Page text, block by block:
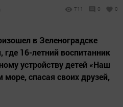
711 0 0
в Зеленоградске
где 16-летний воспитанник
устройству детей «Наш
спасая своих друзей,